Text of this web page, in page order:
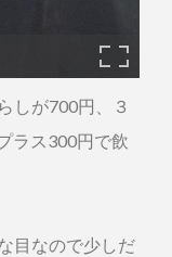
しが700円、３
ラス300円で飲
目なので少しだ